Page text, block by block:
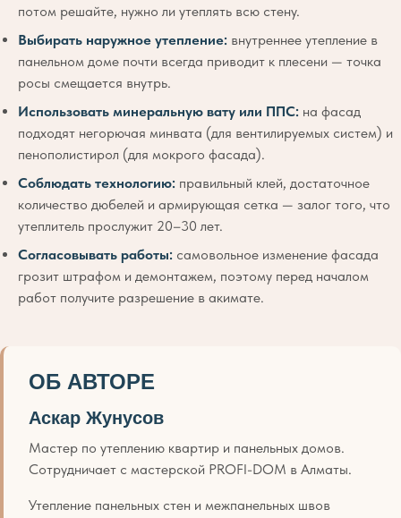
потом решайте, нужно ли утеплять всю стену.
Выбирать наружное утепление: внутреннее утепление в
панельном доме почти всегда приводит к плесени — точка
росы смещается внутрь.
Использовать минеральную вату или ППС: на фасад
подходят негорючая минвата (для вентилируемых систем) и
пенополистирол (для мокрого фасада).
Соблюдать технологию: правильный клей, достаточное
количество дюбелей и армирующая сетка — залог того, что
утеплитель прослужит 20–30 лет.
Согласовывать работы: самовольное изменение фасада
грозит штрафом и демонтажем, поэтому перед началом
работ получите разрешение в акимате.
ОБ АВТОРЕ
Аскар Жунусов
Мастер по утеплению квартир и панельных домов.
Сотрудничает с мастерской PROFI-DOM в Алматы.
Утепление панельных стен и межпанельных швов